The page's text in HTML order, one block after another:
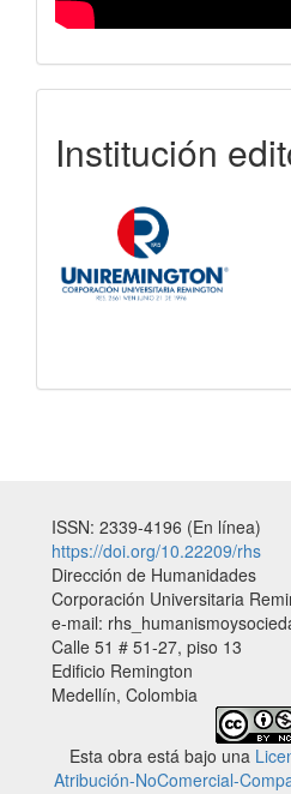
Institución
ISSN: 2339-4196 (En línea)
https://doi.org/10.22209/rhs
Dirección de Humanidades
Corporación Universitaria
e-mail:
Calle 51 # 51-27, piso 13
Edificio Remington
Medellín, Colombia
Esta obra está bajo una
Atribución-NoComercial-